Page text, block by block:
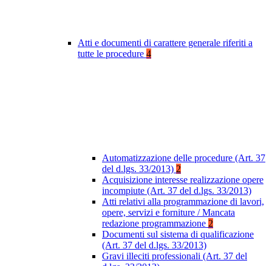
Atti e documenti di carattere generale riferiti a
tutte le procedure 4
Automatizzazione delle procedure (Art. 37
del d.lgs. 33/2013) 2
Acquisizione interesse realizzazione opere
incompiute (Art. 37 del d.lgs. 33/2013)
Atti relativi alla programmazione di lavori,
opere, servizi e forniture / Mancata
redazione programmazione 2
Documenti sul sistema di qualificazione
(Art. 37 del d.lgs. 33/2013)
Gravi illeciti professionali (Art. 37 del